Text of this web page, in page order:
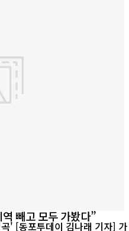
빼고 모두 가봤다”
] 가